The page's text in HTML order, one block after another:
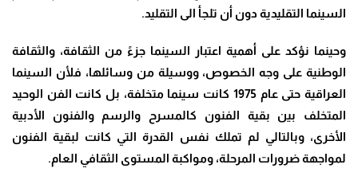
السينما التقليدية دون أن تلجأ الى التقليد.
وحينما نؤكد على أهمية اعتبار السينما جزءً من الثقافة، والثقافة
الوطنية على وجه الخصوص، ووسيلة من وسائلها، فلأن السينما
العراقية حتى عام 1975 كانت سينما متخلفة، بل كانت الفن الوحيد
المتخلف بين بقية الفنون كالمسرح والرسم والفنون الأدبية
الأخرى، وبالتالي لم تملك نفس القدرة التي كانت لبقية الفنون
لمواجهة ضرورات المرحلة، ومواكبة المستوى الثقافي العام.